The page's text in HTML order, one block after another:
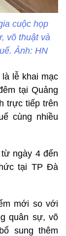
cuộc họp
võ thuật và
Ảnh: HN
lễ khai mạc
tại Quảng
trực tiếp trên
cùng nhiều
ngày 4 đến
tại TP Đà
mới so với
quân sự, võ
sung thêm